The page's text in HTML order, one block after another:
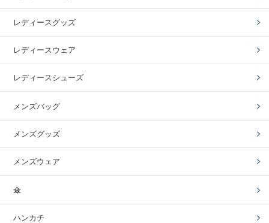
レディースグッズ
レディースウェア
レディースシューズ
メンズバッグ
メンズグッズ
メンズウェア
傘
ハンカチ